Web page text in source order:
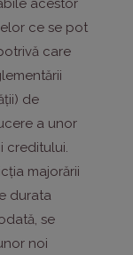
acestor
ce se pot
care
de
a unor
creditului.
majorării
durata
se
noi